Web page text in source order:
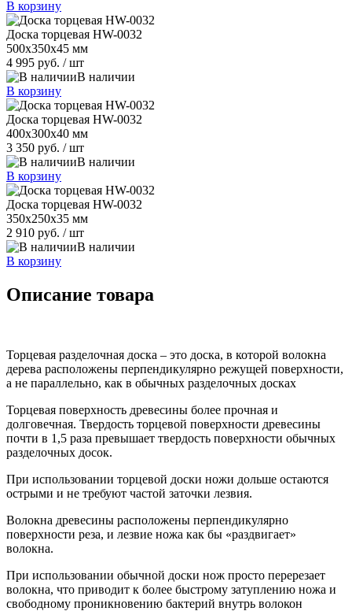
В корзину
Доска торцевая HW-0032
500х350х45 мм
4 995 руб. / шт
В наличии
В корзину
Доска торцевая HW-0032
400х300х40 мм
3 350 руб. / шт
В наличии
В корзину
Доска торцевая HW-0032
350х250х35 мм
2 910 руб. / шт
В наличии
В корзину
Описание товара
Торцевая разделочная доска – это доска, в которой волокна
дерева расположены перпендикулярно режущей поверхности,
а не параллельно, как в обычных разделочных досках
Торцевая поверхность древесины более прочная и
долговечная. Твердость торцевой поверхности древесины
почти в 1,5 раза превышает твердость поверхности обычных
разделочных досок.
При использовании торцевой доски ножи дольше остаются
острыми и не требуют частой заточки лезвия.
Волокна древесины расположены перпендикулярно
поверхности реза, и лезвие ножа как бы «раздвигает»
волокна.
При использовании обычной доски нож просто перерезает
волокна, что приводит к более быстрому затуплению ножа и
свободному проникновению бактерий внутрь волокон